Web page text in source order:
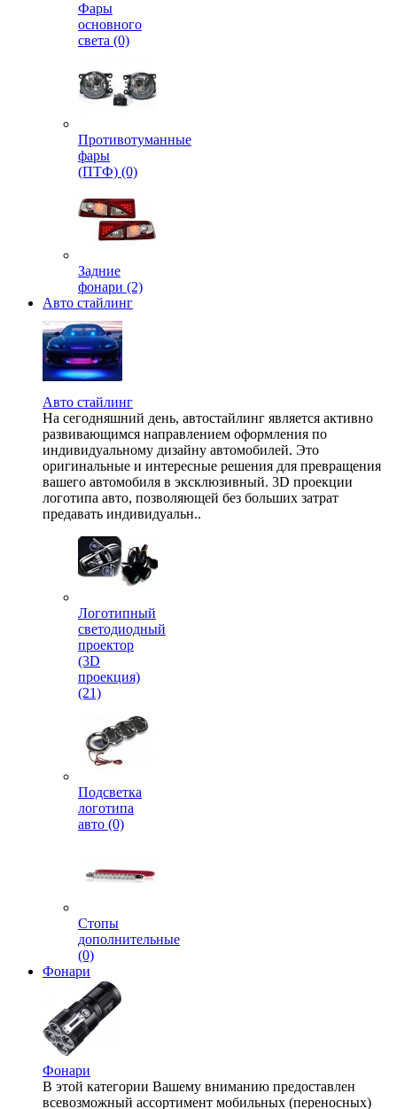
Фары
основного
света (0)
Противотуманные
фары
(ПТФ) (0)
Задние
фонари (2)
Авто стайлинг
Авто стайлинг
На сегодняшний день, автостайлинг является активно
развивающимся направлением оформления по
индивидуальному дизайну автомобилей. Это
оригинальные и интересные решения для превращения
вашего автомобиля в эксклюзивный. 3D проекции
логотипа авто, позволяющей без больших затрат
предавать индивидуальн..
Логотипный
светодиодный
проектор
(3D
проекция)
(21)
Подсветка
логотипа
авто (0)
Стопы
дополнительные
(0)
Фонари
Фонари
В этой категории Вашему вниманию предоставлен
всевозможный ассортимент мобильных (переносных)